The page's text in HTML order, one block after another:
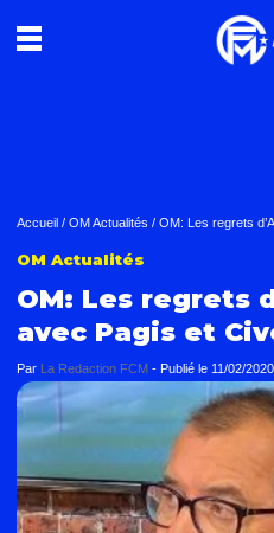
Accueil / OM Actualités / OM: Les regrets
OM Actualités
OM: Les regrets
avec Pagis et
Par La Redaction FCM - Publié le 11/02/